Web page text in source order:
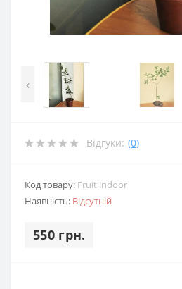
‹
Відгуки: (0)
Код товару: Fruit indoor
Наявність: Відсутній
550 грн.